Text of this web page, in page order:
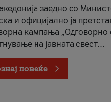
заедно со
и официјално ја
кампања „Одговорно
на јавната свест...
повеќе